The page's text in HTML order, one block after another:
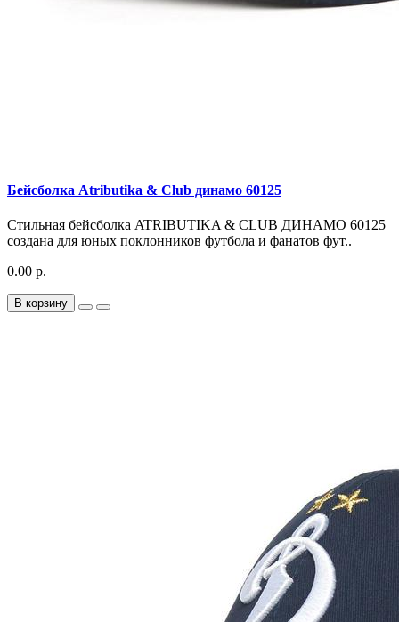
Бейсболка Atributika & Club динамо 60125
Стильная бейсболка ATRIBUTIKA & CLUB ДИНАМО 60125
создана для юных поклонников футбола и фанатов фут..
0.00 р.
В корзину